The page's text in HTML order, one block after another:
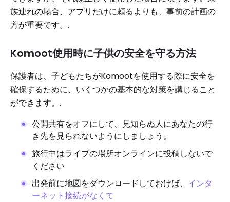
族連れの場合、アプリだけに頼るよりも、事前の計画の
方が重要です。.
Komoot使用時に子供の安全を守る方法
保護者は、子どもたちがKomootを使用する際に安全を
確保するために、いくつかの基本的な対策を講じること
ができます。.
公開共有をオフにして、見知らぬ人にあなたの行
き先を見られないようにしましょう。
旅行中はライブの場所オンラインに投稿しないで
ください
出発前に地図をダウンロードしておけば、 インタ
ーネット接続がなくて